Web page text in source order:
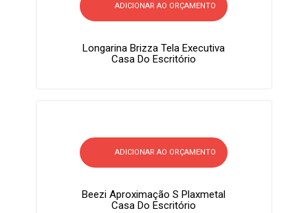
ADICIONAR AO ORÇAMENTO
Longarina Brizza Tela Executiva
Casa Do Escritório
ADICIONAR AO ORÇAMENTO
Beezi Aproximação S Plaxmetal
Casa Do Escritório